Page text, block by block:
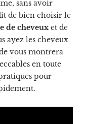
sans avoir
de bien choisir le
de cheveux et de
ayez les cheveux
vous montrera
en toute
pour